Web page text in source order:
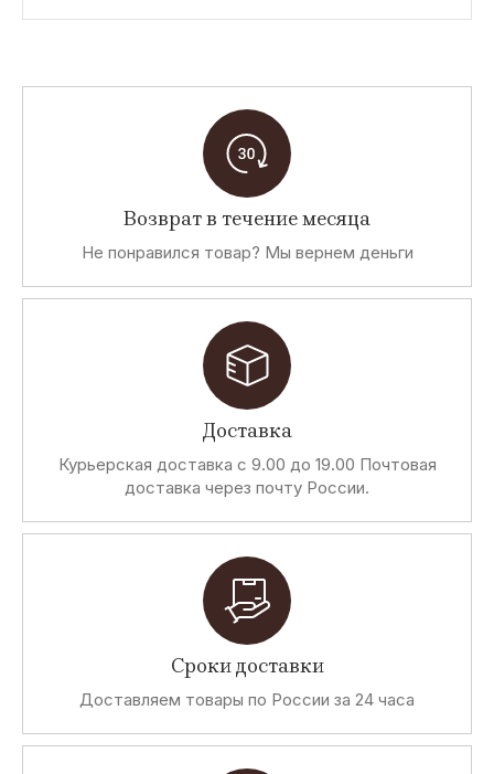
Возврат в течение месяца
Не понравился товар? Мы вернем деньги
Доставка
Курьерская доставка с 9.00 до 19.00 Почтовая
доставка через почту России.
Сроки доставки
Доставляем товары по России за 24 часа